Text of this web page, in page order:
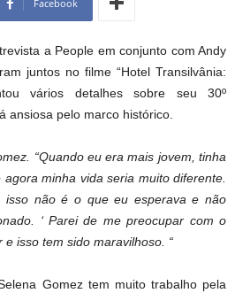
Facebook
a People em conjunto com Andy
juntos no filme “Hotel Transilvânia:
vários detalhes sobre seu 30º
ansiosa pelo marco histórico.
“Quando eu era mais jovem, tinha
minha vida seria muito diferente.
isso não é o que eu esperava e não
‘ Parei de me preocupar com o
isso tem sido maravilhoso. “
Gomez tem muito trabalho pela